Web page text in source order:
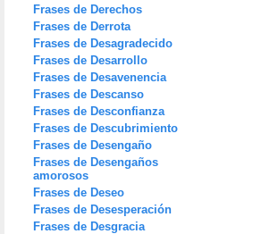
Frases de Derechos
Frases de Derrota
Frases de Desagradecido
Frases de Desarrollo
Frases de Desavenencia
Frases de Descanso
Frases de Desconfianza
Frases de Descubrimiento
Frases de Desengaño
Frases de Desengaños
amorosos
Frases de Deseo
Frases de Desesperación
Frases de Desgracia